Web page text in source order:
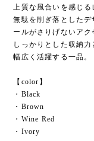
上質な風合いを感じる
無駄を削ぎ落とした
ールがさりげないアク
しっかりとした収納
幅広く活躍する一品。
【color】
・Black
・Brown
・Wine Red
・Ivory